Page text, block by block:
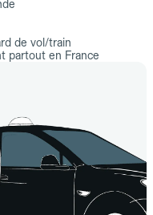
de vol/train
partout en France